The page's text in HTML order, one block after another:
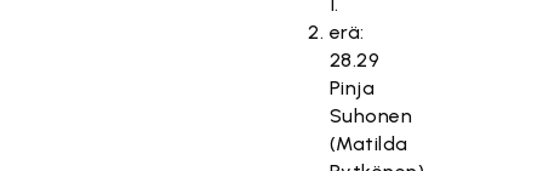
erä:
28.29
Pinja
Suhonen
(Matilda